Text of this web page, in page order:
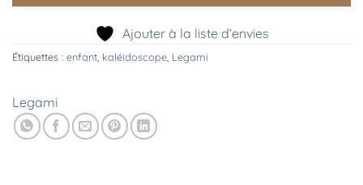
Ajouter à la liste d’envies
Étiquettes : enfant kaléidoscope Legami
Legami